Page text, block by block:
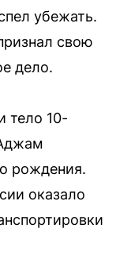
убежать.
свою
дело.
тело 10-
рождения.
оказало